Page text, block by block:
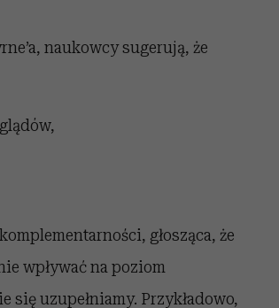
naukowcy sugerują, że
głosząca, że
wpływać na poziom
uzupełniamy. Przykładowo,